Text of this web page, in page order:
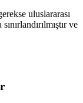
uluslararası
ve